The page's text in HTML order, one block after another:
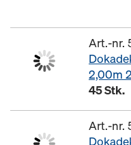
Art.-nr.
2,00m
45 Stk.
Art.-nr.